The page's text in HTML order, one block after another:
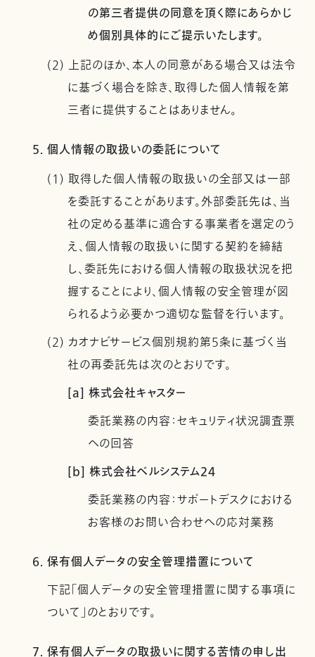
の第三者提供の同意を頂く際にあらかじ
め個別具体的にご提示いたします。
(2) 上記のほか、本人の同意がある場合又は法令
に基づく場合を除き、取得した個人情報を第
三者に提供することはありません。
5. 個人情報の取扱いの委託について
(1) 取得した個人情報の取扱いの全部又は一部
を委託することがあります。外部委託先は、当
社の定める基準に適合する事業者を選定のう
え、個人情報の取扱いに関する契約を締結
し、委託先における個人情報の取扱状況を把
握することにより、個人情報の安全管理が図
られるよう必要かつ適切な監督を行います。
(2) カオナビサービス個別規約第5条に基づく当
社の再委託先は次のとおりです。
[a] 株式会社キャスター
委託業務の内容：セキュリティ状況調査票
への回答
[b] 株式会社ベルシステム24
委託業務の内容：サポートデスクにおける
お客様のお問い合わせへの応対業務
6. 保有個人データの安全管理措置について
下記「個人データの安全管理措置に関する事項に
ついて」のとおりです。
7. 保有個人データの取扱いに関する苦情の申し出